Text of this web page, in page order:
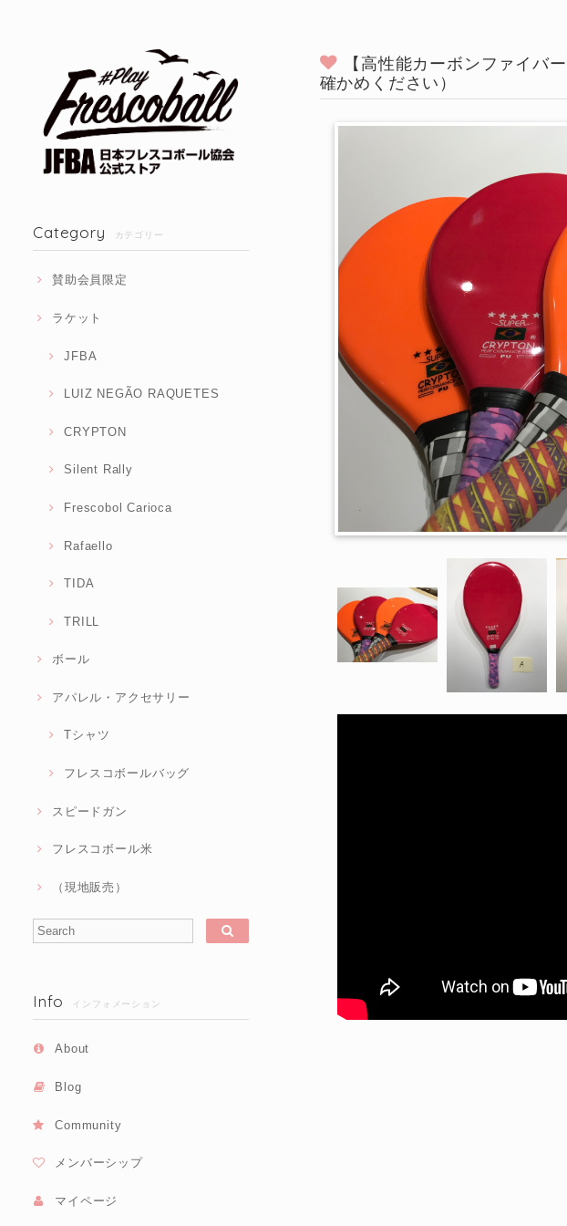
Category カテゴリー
賛助会員限定
ラケット
JFBA
LUIZ NEGÃO RAQUETES
CRYPTON
Silent Rally
Frescobol Carioca
Rafaello
TIDA
TRILL
ボール
アパレル・アクセサリー
Tシャツ
フレスコボールバッグ
スピードガン
フレスコボール米
（現地販売）
Info インフォメーション
About
Blog
Community
メンバーシップ
マイページ
【高性能カーボンファイ
確かめください）